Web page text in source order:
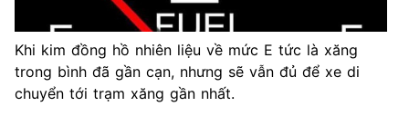
Khi kim đồng hồ nhiên liệu về mức E tức là xăng
trong bình đã gần cạn, nhưng sẽ vẫn đủ để xe di
chuyển tới trạm xăng gần nhất.